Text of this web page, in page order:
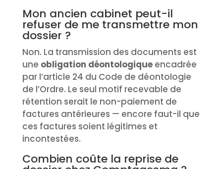
Mon ancien cabinet peut-il
refuser de me transmettre mon
dossier ?
Non. La transmission des documents est
une obligation déontologiqueencadrée
par l’article 24 du Code de déontologie
de l’Ordre. Le seul motif recevable de
rétention serait le non-paiement de
factures antérieures — encore faut-il que
ces factures soient légitimes et
incontestées.
Combien coûte la reprise de